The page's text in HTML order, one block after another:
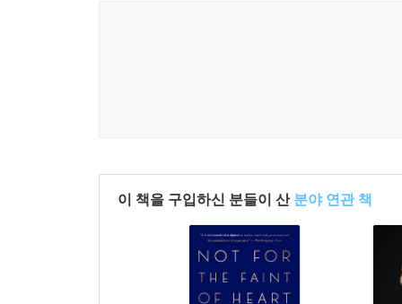
이 책을 구입하신 분들이 산 분야 연관 책